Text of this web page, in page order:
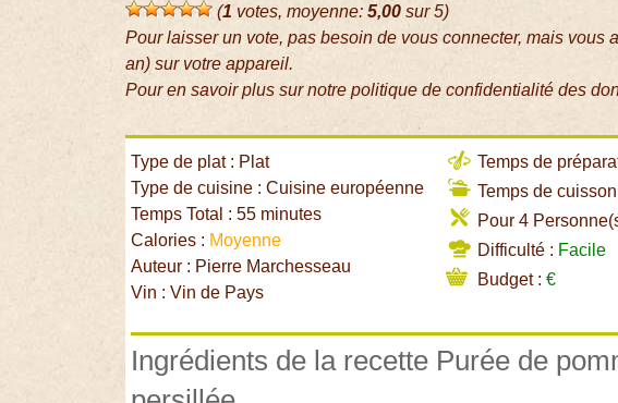
(1 votes, moyenne:5,00 sur 5)
Pour laisser un vote, pas besoin de vous connecter, mais vous
an) sur votre appareil.
Pour en savoir plus sur notre politique de confidentialité des
Type de plat : Plat
Type de cuisine : Cuisine européenne
Temps Total : 55 minutes
Calories : Moyenne
Auteur : Pierre Marchesseau
Vin : Vin de Pays
Temps de
Temps de
Pour 4
Difficulté : Facile
Budget :€
Ingrédients de la recette Purée de